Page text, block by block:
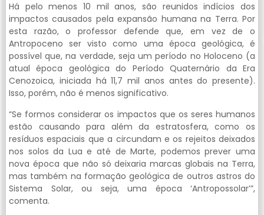
Há pelo menos 10 mil anos, são reunidos indícios dos
impactos causados pela expansão humana na Terra. Por
esta razão, o professor defende que, em vez de o
Antropoceno ser visto como uma época geológica, é
possível que, na verdade, seja um período no Holoceno (a
atual época geológica do Período Quaternário da Era
Cenozoica, iniciada há 11,7 mil anos antes do presente).
Isso, porém, não é menos significativo.
“Se formos considerar os impactos que os seres humanos
estão causando para além da estratosfera, como os
resíduos espaciais que a circundam e os rejeitos deixados
nos solos da Lua e até de Marte, podemos prever uma
nova época que não só deixaria marcas globais na Terra,
mas também na formação geológica de outros astros do
Sistema Solar, ou seja, uma época ‘Antropossolar’”,
comenta.